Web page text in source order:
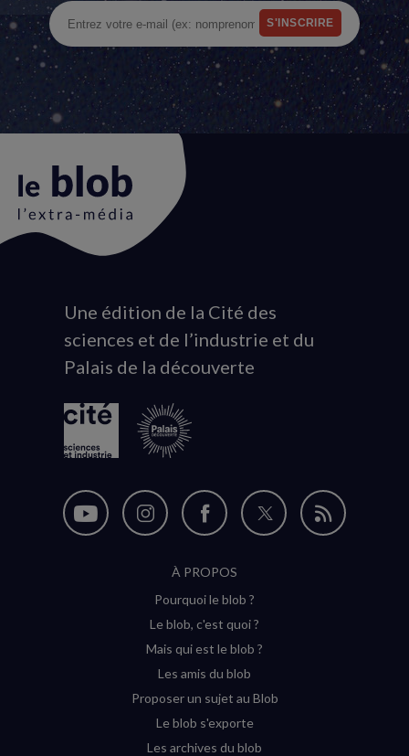
Animation
du
logo
Une édition de la Cité des
sciences et de l’industrie et du
Palais de la découverte
Nous
Nous
Instagram
(nouvelle
Nous
sur
Facebook
(nouvelle
Nous
Flux
À PROPOS
Pourquoi le blob ?
Le blob, c'est quoi ?
Mais qui est le blob ?
Les amis du blob
Proposer un sujet au Blob
Le blob s'exporte
Les archives du blob